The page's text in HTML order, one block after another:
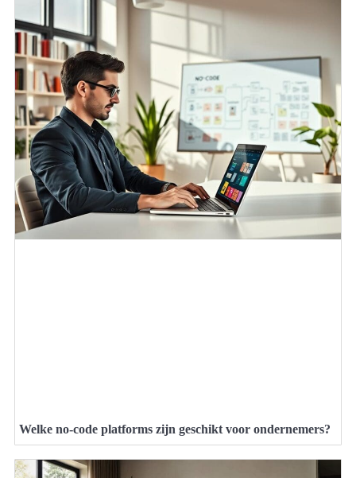
Welke no-code platforms zijn geschikt voor ondernemers?